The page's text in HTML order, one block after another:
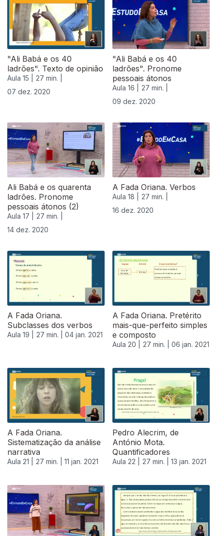
"Ali Babá e os 40
ladrões". Texto de opinião
Aula 15 |
27 min. |
07 dez. 2020
"Ali Babá e os 40
ladrões". Pronome
pessoais átonos
Aula 16 |
27 min. |
09 dez. 2020
Ali Babá e os quarenta
ladrões. Pronome
pessoais átonos (2)
Aula 17 |
27 min. |
14 dez. 2020
A Fada Oriana. Verbos
Aula 18 |
27 min. |
16 dez. 2020
A Fada Oriana.
Subclasses dos verbos
Aula 19 | 27 min. | 04 jan. 2021
A Fada Oriana. Pretérito
mais-que-perfeito simples
e composto
Aula 20 | 27 min. | 06 jan. 2021
A Fada Oriana.
Sistematização da análise
narrativa
Aula 21 | 27 min. | 11 jan. 2021
Pedro Alecrim, de
António Mota.
Quantificadores
Aula 22 | 27 min. | 13 jan. 2021
518995